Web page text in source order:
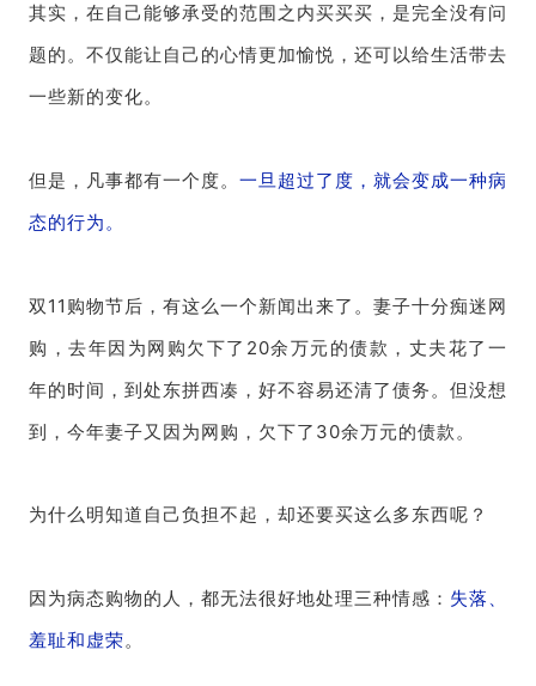
其实，在自己能够承受的范围之内买买买，是完全没有问
题的。不仅能让自己的心情更加愉悦，还可以给生活带去
一些新的变化。
但是，凡事都有一个度。 一旦超过了度，就会变成一种病
态的行为。
双11购物节后，有这么一个新闻出来了。妻子十分痴迷网
购，去年因为网购欠下了20余万元的债款，丈夫花了一
年的时间，到处东拼西凑，好不容易还清了债务。但没想
到，今年妻子又因为网购，欠下了30余万元的债款。
为什么明知道自己负担不起，却还要买这么多东西呢？
因为病态购物的人，都无法很好地处理三种情感： 失落、
羞耻和虚荣。